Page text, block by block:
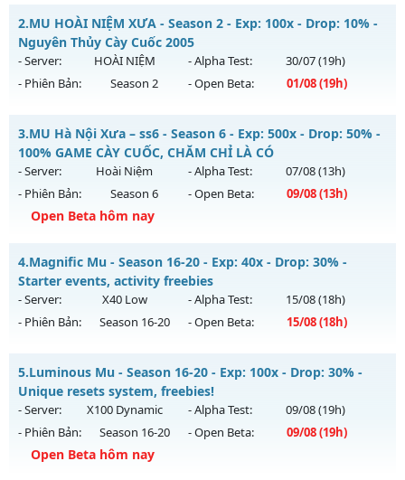
MU HỎA LONG 6.9 - 🌍 Website: https://muhoalong.pro
Mu mới ra tháng 08 2026 - Mở máy chủ
https://facebook.com/muhoalongvào 19h ngày
04/08/2626
Kiểu reset: Non Reset
Thể loại: Mu Nguyên bản Webzen
Antihack: XShield
2.MU HOÀI NIỆM XƯA - Season 2 - Exp: 100x - Drop: 10% -
Nguyên Thủy Cày Cuốc 2005
- Server: HOÀI NIỆM - Alpha Test: 30/07(19h)
- Phiên Bản:
Season 2 - Open Beta: 01/08(19h)
MU HOÀI NIỆM XƯA - Nguyên Thủy Cày Cuốc 2005
Mu mới ra tháng 08 2026 - Mở máy chủHOÀI NIỆM
ngày 01/08/2626
Exp: 100x - Drop: 10%
Kiểu reset: Reset In Game
Antihack: Phiên bản mới nhất
3.MU Hà Nội Xưa – ss6 - Season 6 - Exp: 500x - Drop: 50% -
100% GAME CÀY CUỐC, CHĂM CHỈ LÀ CÓ
- Server: Hoài Niệm - Alpha Test: 07/08(13h)
- Phiên Bản:
Season 6 - Open Beta: 09/08(13h)
Open Beta hôm nay
MU Hà Nội Xưa – ss6 - 100% GAME CÀY CUỐC, CHĂM CHỈ LÀ
CÓ
Mu mới ra tháng 08 2026 - Mở máy chủ
Hoài Niệmvào 13h
ngày 09/08/2626
Kiểu reset: Reset In Game
Thể loại: Mu Nguyên bản Webzen
Antihack: BDCAM
4.Magnific Mu - Season 16-20 - Exp: 40x - Drop: 30% -
Starter events, activity freebies
- Server: X40 Low - Alpha Test: 15/08(18h)
- Phiên Bản:
Season 16-20 - Open Beta: 15/08(18h)
Magnific Mu - Starter events, activity freebies
Mu mới ra tháng 08 2026 - Mở máy chủ
ngày 15/08/2626
Exp: 40x - Drop: 30%
Kiểu reset: Reset In Game
5.Luminous Mu - Season 16-20 - Exp: 100x - Drop: 30% -
Unique resets system, freebies!
- Server: X100 Dynamic - Alpha Test: 09/08(19h)
- Phiên Bản:
Season 16-20 - Open Beta: 09/08(19h)
Open Beta hôm nay